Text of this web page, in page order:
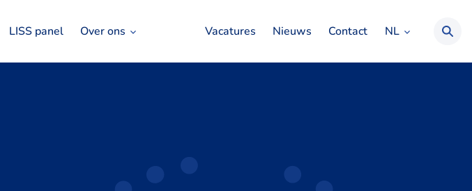
LISS panel Over ons Vacatures Nieuws Contact NL